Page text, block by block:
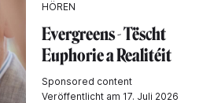
HÖREN
Evergreens - Tëscht
Euphorie a Realitéit
Sponsored content
Veröffentlicht am 17. Juli 2026